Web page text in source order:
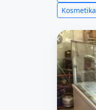
Kosmetika